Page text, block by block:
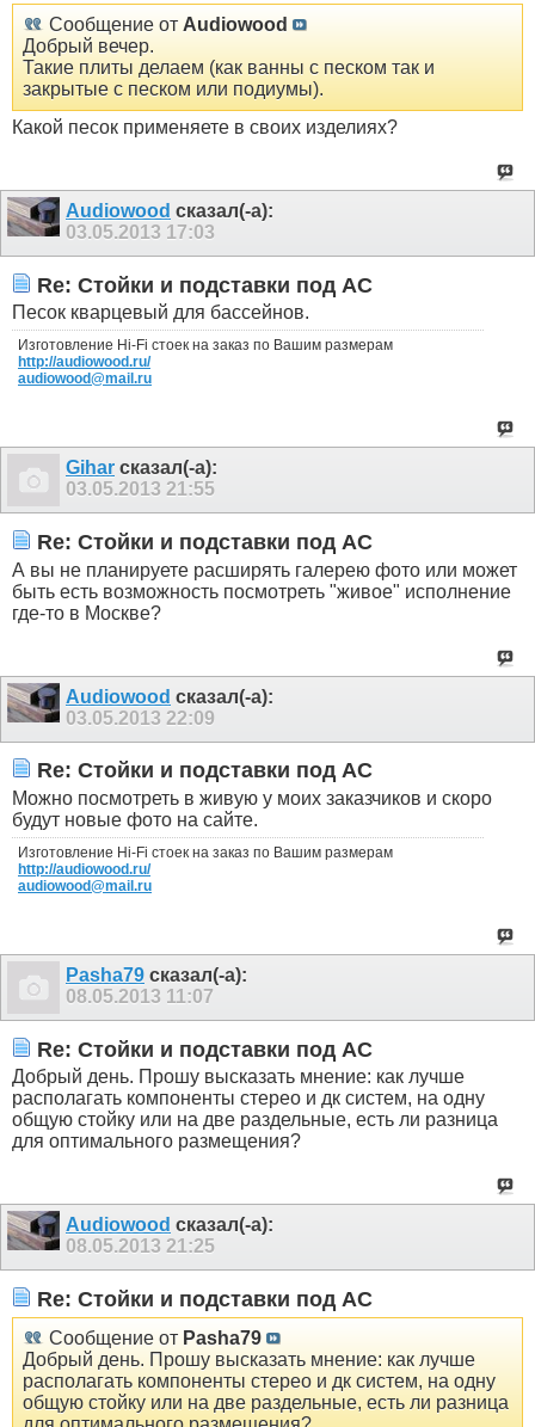
Сообщение от Audiowood
Добрый вечер.
Такие плиты делаем (как ванны с песком так и
закрытые с песком или подиумы).
Какой песок применяете в своих изделиях?
Audiowood сказал(-а):
03.05.2013 17:03
Re: Стойки и подставки под АС
Песок кварцевый для бассейнов.
Изготовление Hi-Fi стоек на заказ по Вашим размерам
http://audiowood.ru/
audiowood@mail.ru
Gihar сказал(-а):
03.05.2013 21:55
Re: Стойки и подставки под АС
А вы не планируете расширять галерею фото или может
быть есть возможность посмотреть "живое" исполнение
где-то в Москве?
Audiowood сказал(-а):
03.05.2013 22:09
Re: Стойки и подставки под АС
Можно посмотреть в живую у моих заказчиков и скоро
будут новые фото на сайте.
Изготовление Hi-Fi стоек на заказ по Вашим размерам
http://audiowood.ru/
audiowood@mail.ru
Pasha79 сказал(-а):
08.05.2013 11:07
Re: Стойки и подставки под АС
Добрый день. Прошу высказать мнение: как лучше
располагать компоненты стерео и дк систем, на одну
общую стойку или на две раздельные, есть ли разница
для оптимального размещения?
Audiowood сказал(-а):
08.05.2013 21:25
Re: Стойки и подставки под АС
Сообщение от Pasha79
Добрый день. Прошу высказать мнение: как лучше
располагать компоненты стерео и дк систем, на одну
общую стойку или на две раздельные, есть ли разница